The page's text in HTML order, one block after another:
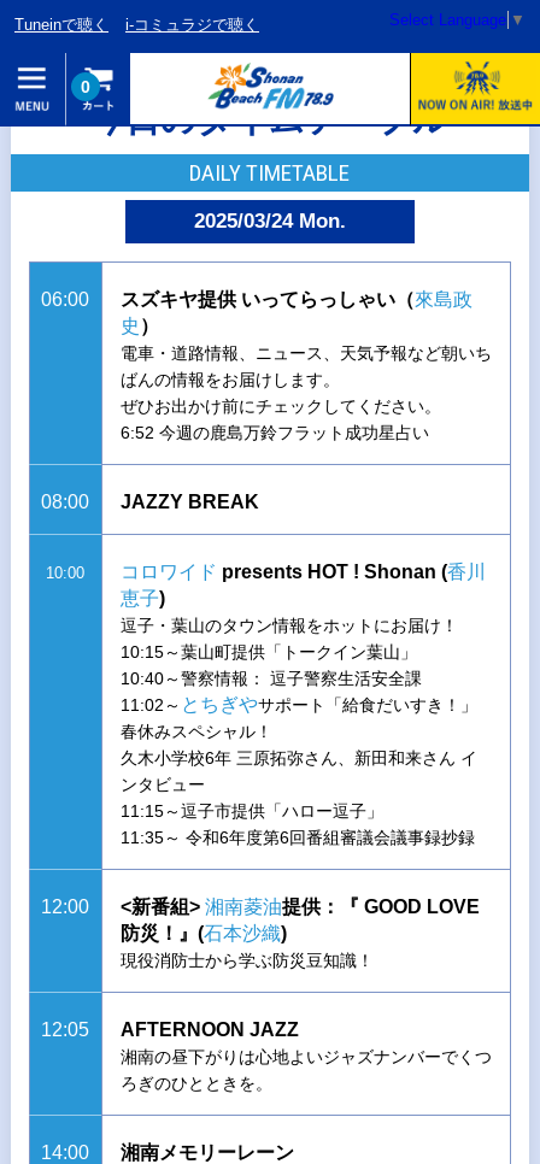
Tuneinで聴く i-コミュラジで聴く Select Language ▼
0
今日のタイムテーブル
DAILY TIMETABLE
2025/03/24 Mon.
06:00 スズキヤ提供 いってらっしゃい（來島政
史 ）
電車・道路情報、ニュース、天気予報など朝いち
ばんの情報をお届けします。
ぜひお出かけ前にチェックしてください。
6:52 今週の鹿島万鈴フラット成功星占い
08:00 JAZZY BREAK
10:00 コロワイド presents HOT ! Shonan (香川
恵子)
逗子・葉山のタウン情報をホットにお届け！
10:15～葉山町提供「トークイン葉山」
10:40～警察情報： 逗子警察生活安全課
11:02～ とちぎやサポート「給食だいすき！」
春休みスペシャル！
久木小学校6年 三原拓弥さん、新田和来さん イ
ンタビュー
11:15～逗子市提供「ハロー逗子」
11:35～ 令和6年度第6回番組審議会議事録抄録
12:00 <新番組>湘南菱油提供：『 GOOD LOVE
防災！』(石本沙織)
現役消防士から学ぶ防災豆知識！
12:05 AFTERNOON JAZZ
湘南の昼下がりは心地よいジャズナンバーでくつ
ろぎのひとときを。
14:00 湘南メモリーレーン